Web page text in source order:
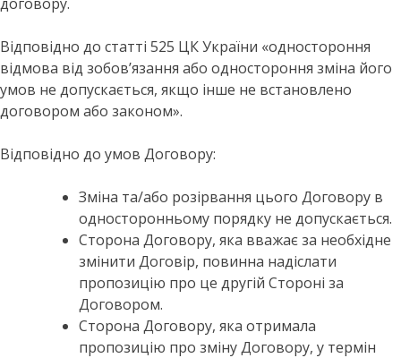
Відповідно до статті 525 ЦК України «одностороння
відмова від зобов’язання або одностороння зміна його
умов не допускається, якщо інше не встановлено
договором або законом».
Відповідно до умов Договору:
Зміна та/або розірвання цього Договору в
односторонньому порядку не допускається.
Сторона Договору, яка вважає за необхідне
змінити Договір, повинна надіслати
пропозицію про це другій Стороні за
Договором.
Сторона Договору, яка отримала
пропозицію про зміну Договору, у термін